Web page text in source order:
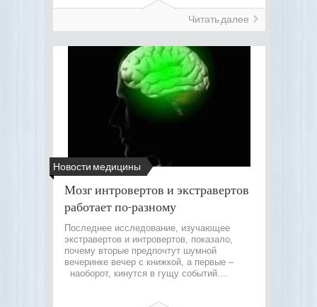
Читать далее
Новости медицины
Мозг интровертов и экстравертов
работает по-разному
Последнее исследование, изучающее
экстравертов и интровертов, показало,
почему вторые предпочтут шумной
вечеринке вечер с книжкой, а первые –
наоборот, кинутся в гущу событий....